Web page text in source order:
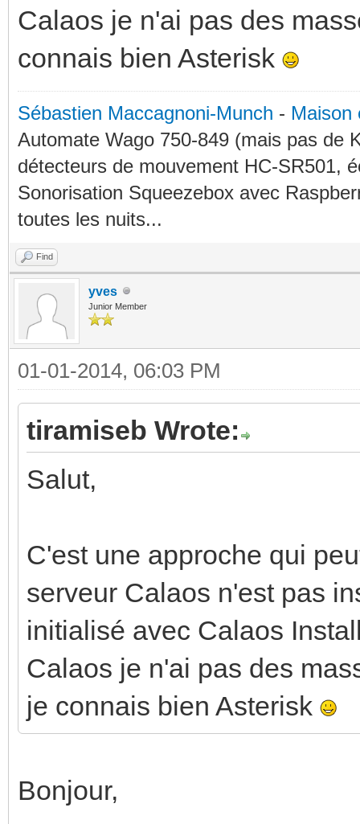
Calaos je n'ai pas des
connais bien Asterisk
Sébastien Maccagnoni-Munch - Maison
Automate Wago 750-849 (mais pas de
détecteurs de mouvement HC-SR501,
Sonorisation Squeezebox avec
toutes les nuits...
Find
yves
Junior Member
01-01-2014, 06:03 PM
tiramiseb Wrote:
Salut,
C'est une approche qui
serveur Calaos n'est pas
initialisé avec Calaos
Calaos je n'ai pas des
je connais bien Asterisk
Bonjour,